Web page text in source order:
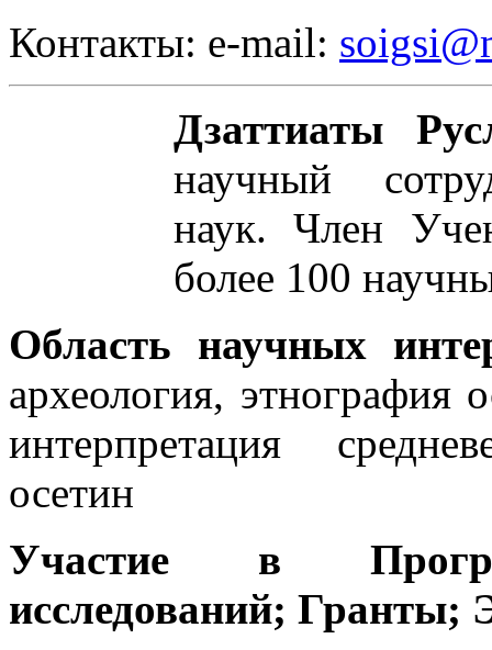
Контакты: e-mail:
Дзаттиаты
научный
наук. Член
более 100
Область научных
археология, этнография
интерпретация
осетин
Участие в
исследований; Гранты;